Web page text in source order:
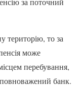
територію, то за
може
перебування,
банк.